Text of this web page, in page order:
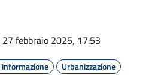
27 febbraio 2025, 17:53
Urbanizzazione